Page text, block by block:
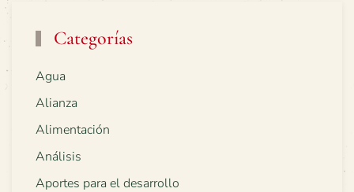
Categorías
Agua
Alianza
Alimentación
Análisis
Aportes para el desarrollo